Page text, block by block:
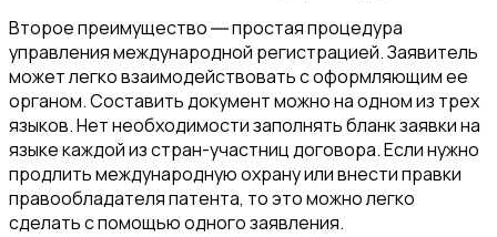
Второе преимущество ― простая процедура
управления международной регистрацией. Заявитель
может легко взаимодействовать с оформляющим ее
органом. Составить документ можно на одном из трех
языков. Нет необходимости заполнять бланк заявки на
языке каждой из стран-участниц договора. Если нужно
продлить международную охрану или внести правки
правообладателя патента, то это можно легко
сделать с помощью одного заявления.